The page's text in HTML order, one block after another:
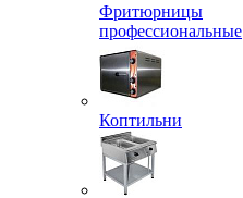
Фритюрницы
профессиональные
Коптильни